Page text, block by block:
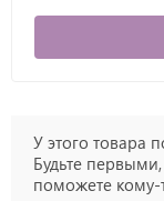
У этого товара
Будьте
поможете